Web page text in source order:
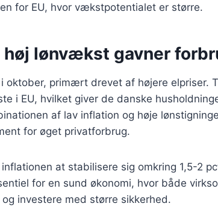
for EU, hvor vækstpotentialet er større.
høj lønvækst gavner
oktober, primært drevet af højere elpriser.
i EU, hvilket giver de danske
af lav inflation og høje
for øget privatforbrug.
at stabilisere sig omkring 1,5-2
for en sund økonomi, hvor både
investere med større sikkerhed.